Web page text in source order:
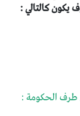
يكون كالتالي :
طرف الحكومة :